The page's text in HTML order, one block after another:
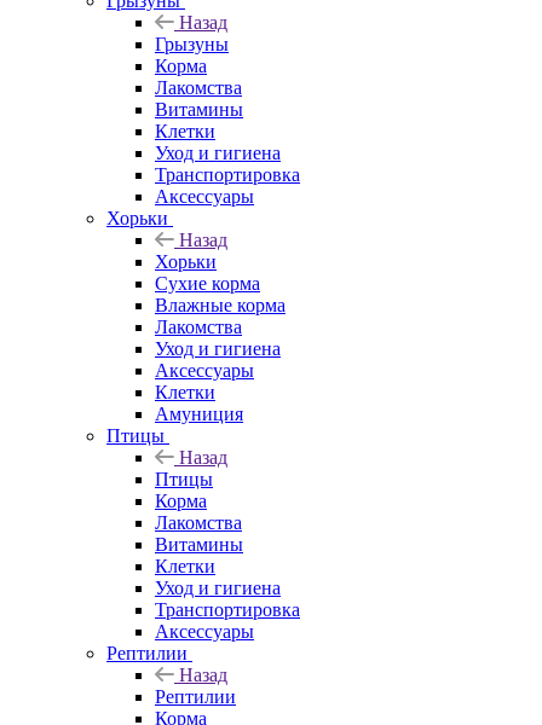
Назад
Грызуны
Корма
Лакомства
Витамины
Клетки
Уход и гигиена
Транспортировка
Аксессуары
Хорьки
Назад
Хорьки
Сухие корма
Влажные корма
Лакомства
Уход и гигиена
Аксессуары
Клетки
Амуниция
Птицы
Назад
Птицы
Корма
Лакомства
Витамины
Клетки
Уход и гигиена
Транспортировка
Аксессуары
Рептилии
Назад
Рептилии
Корма